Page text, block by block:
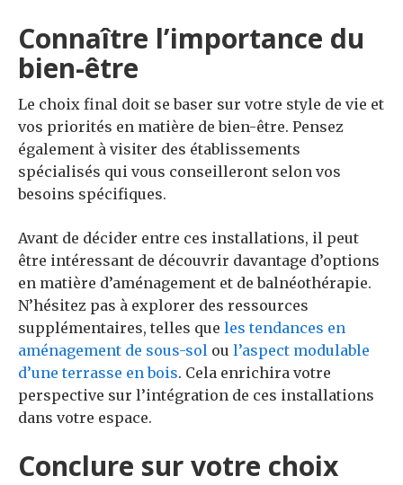
Connaître l’importance du
bien-être
Le choix final doit se baser sur votre style de vie et
vos priorités en matière de bien-être. Pensez
également à visiter des établissements
spécialisés qui vous conseilleront selon vos
besoins spécifiques.
Avant de décider entre ces installations, il peut
être intéressant de découvrir davantage d’options
en matière d’aménagement et de balnéothérapie.
N’hésitez pas à explorer des ressources
supplémentaires, telles que les tendances en
aménagement de sous-sol ou l’aspect modulable
d’une terrasse en bois. Cela enrichira votre
perspective sur l’intégration de ces installations
dans votre espace.
Conclure sur votre choix